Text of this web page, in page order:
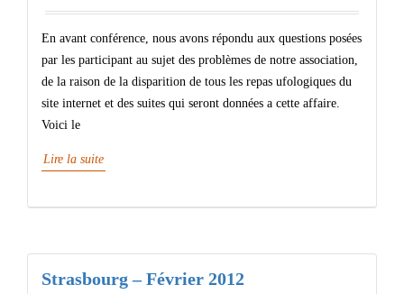
En avant conférence, nous avons répondu aux questions posées
par les participant au sujet des problèmes de notre association,
de la raison de la disparition de tous les repas ufologiques du
site internet et des suites qui seront données a cette affaire.
Voici le
Lire la suite
Strasbourg – Février 2012